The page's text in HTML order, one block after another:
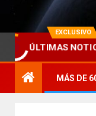
EXCLUSIVO
ÚLTIMAS
MÁS DE